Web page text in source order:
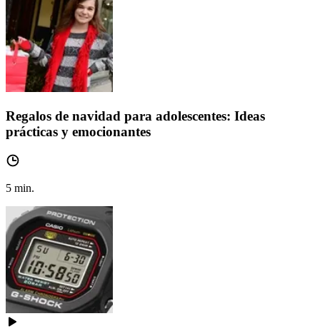
Regalos de navidad para adolescentes: Ideas
prácticas y emocionantes
5 min.